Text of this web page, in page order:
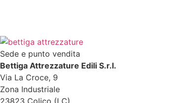
Sede e punto vendita
Bettiga Attrezzature Edili S.r.l.
Via La Croce, 9
Zona Industriale